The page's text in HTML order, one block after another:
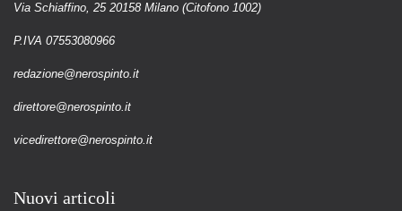
Via Schiaffino, 25 20158 Milano (Citofono 1002)
P.IVA 07553080966
redazione@nerospinto.it
direttore@nerospinto.it
vicedirettore@nerospinto.it
Nuovi articoli